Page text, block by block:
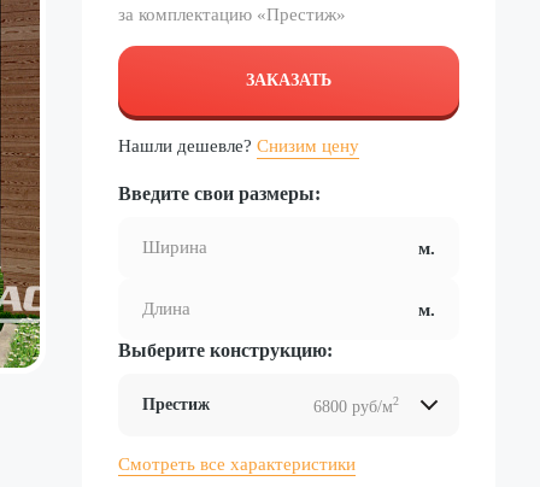
за комплектацию «Престиж»
ЗАКАЗАТЬ
Нашли дешевле? Снизим цену
Введите свои размеры:
Выберите конструкцию:
Престиж 6800 руб/м2
Смотреть все характеристики